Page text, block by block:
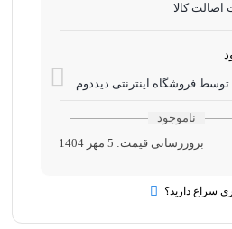
اصالت کالا
توسط فروشگاه اینترنتی دیددوم
ناموجود
بروزرسانی قیمت: 5 مهر 1404
سراغ دارید؟